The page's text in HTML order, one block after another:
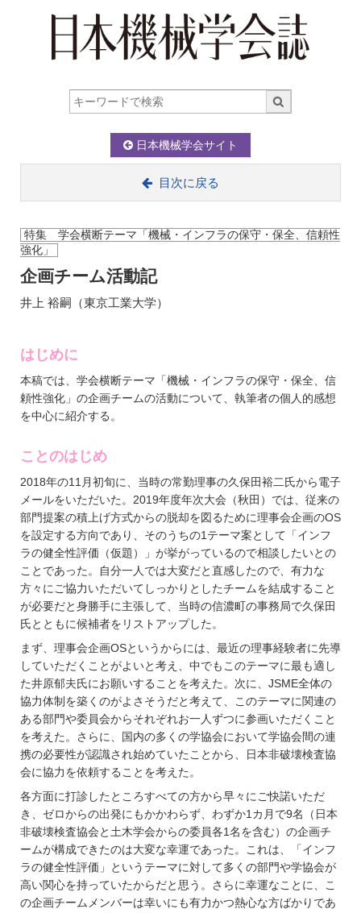
日本機械学会サイト
目次に戻る
特集 学会横断テーマ「機械・インフラの保守・保全、信頼性
強化」
企画チーム活動記
井上 裕嗣（東京工業大学）
はじめに
本稿では、学会横断テーマ「機械・インフラの保守・保全、信
頼性強化」の企画チームの活動について、執筆者の個人的感想
を中心に紹介する。
ことのはじめ
2018年の11月初旬に、当時の常勤理事の久保田裕二氏から電子
メールをいただいた。2019年度年次大会（秋田）では、従来の
部門提案の積上げ方式からの脱却を図るために理事会企画のOS
を設定する方向であり、そのうちの1テーマ案として「インフ
ラの健全性評価（仮題）」が挙がっているので相談したいとの
ことであった。自分一人では大変だと直感したので、有力な
方々にご協力いただいてしっかりとしたチームを結成すること
が必要だと身勝手に主張して、当時の信濃町の事務局で久保田
氏とともに候補者をリストアップした。
まず、理事会企画OSというからには、最近の理事経験者に先導
していただくことがよいと考え、中でもこのテーマに最も適し
た井原郁夫氏にお願いすることを考えた。次に、JSME全体の
協力体制を築くのがよさそうだと考えて、このテーマに関連の
ある部門や委員会からそれぞれお一人ずつに参画いただくこと
を考えた。さらに、国内の多くの学協会において学協会間の連
携の必要性が認識され始めていたことから、日本非破壊検査協
会に協力を依頼することを考えた。
各方面に打診したところすべての方から早々にご快諾いただ
き、ゼロからの出発にもかかわらず、わずか1カ月で9名（日本
非破壊検査協会と土木学会からの委員各1名を含む）の企画チ
ームが構成できたのは大変な幸運であった。これは、「インフ
ラの健全性評価」というテーマに対して多くの部門や学協会が
高い関心を持っていたからだと思う。さらに幸運なことに、こ
の企画チームメンバーは幸いにも有力かつ熱心な方ばかりであ